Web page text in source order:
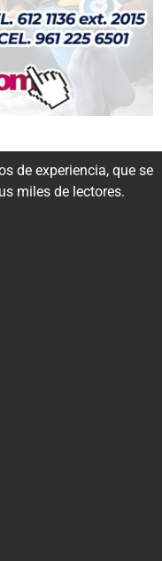
de experiencia, que se
miles de lectores.